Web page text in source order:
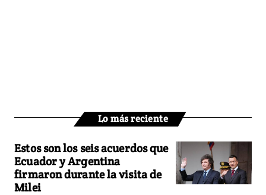
Lo más reciente
Estos son los seis acuerdos que
Ecuador y Argentina
firmaron durante la visita de
Milei